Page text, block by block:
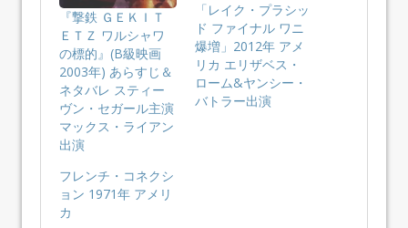
『撃鉄 ＧＥＫＩＴ
ＥＴＺ ワルシャワ
の標的』(B級映画
2003年) あらすじ＆
ネタバレ スティー
ヴン・セガール主演
マックス・ライアン
出演
「レイク・プラシッ
ド ファイナル ワニ
爆増」2012年 アメ
リカ エリザベス・
ローム&ヤンシー・
バトラー出演
フレンチ・コネクシ
ョン 1971年 アメリ
カ